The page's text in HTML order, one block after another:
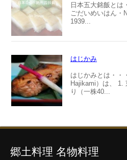
日本五大銘飯とは
ごだいめいはん・
1939...
はじかみ
はじかみとは・・
Hajikami）は、 1.
り（一株40...
郷土料理 名物料理